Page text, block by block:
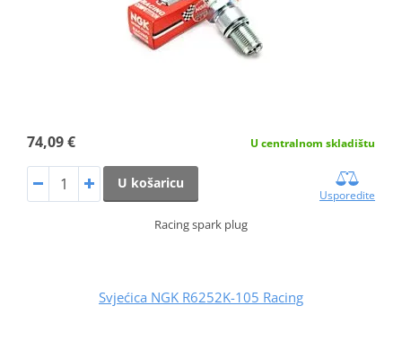
74,09 € U centralnom skladištu
U košaricu
Usporedite
Racing spark plug
Svjećica NGK R6252K-105 Racing